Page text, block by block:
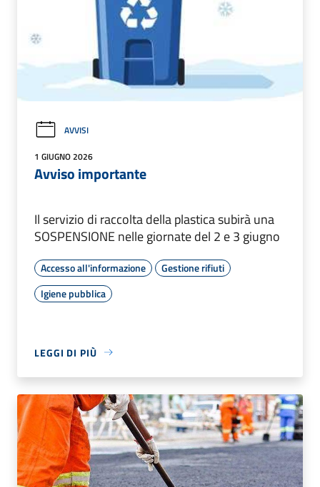
AVVISI
1 GIUGNO 2026
Avviso importante
Il servizio di raccolta della plastica subirà una
SOSPENSIONE nelle giornate del 2 e 3 giugno
Accesso all'informazione
Gestione rifiuti
Igiene pubblica
LEGGI DI PIÙ